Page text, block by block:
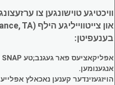
בענעפיטן:
אנגענומען.